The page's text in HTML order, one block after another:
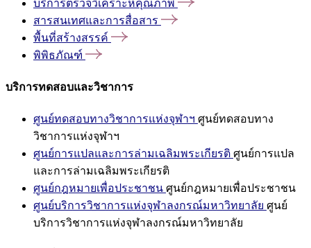
บริการตรวจวิเคราะห์คุณภาพ
สารสนเทศและการสื่อสาร
พื้นที่สร้างสรรค์
พิพิธภัณฑ์
บริการทดสอบและวิชาการ
ศูนย์ทดสอบทางวิชาการแห่งจุฬาฯ ศูนย์ทดสอบทาง
วิชาการแห่งจุฬาฯ
ศูนย์การแปลและการล่ามเฉลิมพระเกียรติ ศูนย์การแปล
และการล่ามเฉลิมพระเกียรติ
ศูนย์กฎหมายเพื่อประชาชน ศูนย์กฎหมายเพื่อประชาชน
ศูนย์บริการวิชาการแห่งจุฬาลงกรณ์มหาวิทยาลัย ศูนย์
บริการวิชาการแห่งจุฬาลงกรณ์มหาวิทยาลัย